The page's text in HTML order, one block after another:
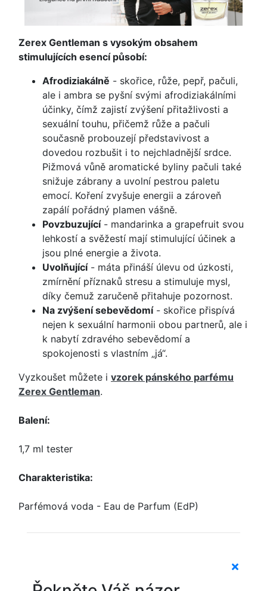
Zerex Gentleman s vysokým obsahem
stimulujících esencí působí:
Afrodiziakálně - skořice, růže, pepř, pačuli,
ale i ambra se pyšní svými afrodiziakálními
účinky, čímž zajistí zvýšení přitažlivosti a
sexuální touhu, přičemž růže a pačuli
současně probouzejí představivost a
dovedou rozbušit i to nejchladnější srdce.
Pižmová vůně aromatické byliny pačuli také
snižuje zábrany a uvolní pestrou paletu
emocí. Koření zvyšuje energii a zároveň
zapálí pořádný plamen vášně.
Povzbuzující- mandarinka a grapefruit svou
lehkostí a svěžestí mají stimulující účinek a
jsou plné energie a života.
Uvolňující- máta přináší úlevu od úzkosti,
zmírnění příznaků stresu a stimuluje mysl,
díky čemuž zaručeně přitahuje pozornost.
Na zvýšení sebevědomí- skořice přispívá
nejen k sexuální harmonii obou partnerů, ale i
k nabytí zdravého sebevědomí a
spokojenosti s vlastním „já“.
Vyzkoušet můžete i vzorek pánského parfému
Zerex Gentleman.
Balení:
1,7 ml tester
Charakteristika:
Parfémová voda - Eau de Parfum (EdP)